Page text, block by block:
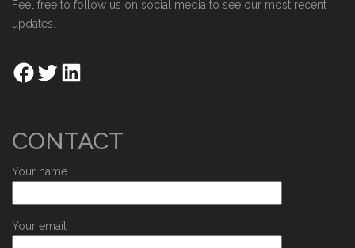
Feel free to follow us on social media to see our most recent
updates.
CONTACT
Your name
Your email